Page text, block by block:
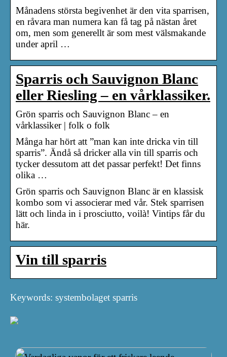
Månadens största begivenhet är den vita sparrisen,
en råvara man numera kan få tag på nästan året
om, men som generellt är som mest välsmakande
under april …
Sparris och Sauvignon Blanc
eller Riesling – en vårklassiker.
Grön sparris och Sauvignon Blanc – en
vårklassiker | folk o folk
Många har hört att ”man kan inte dricka vin till
sparris”. Ändå så dricker alla vin till sparris och
tycker dessutom att det passar perfekt! Det finns
olika …
Grön sparris och Sauvignon Blanc är en klassisk
kombo som vi associerar med vår. Stek sparrisen
lätt och linda in i prosciutto, voilà! Vintips får du
här.
Vin till sparris
Keywords: systembolaget sparris